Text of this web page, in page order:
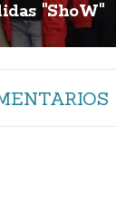
"ShoW"